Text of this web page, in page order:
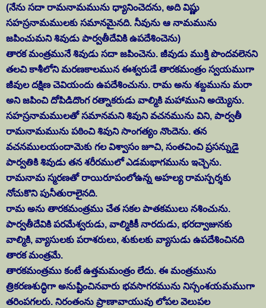
(నేను సదా రామనామమును ధ్యానించెదను, అది విష్ణు
సహస్రనామములకు సమానమైనది. నీవును ఆ నామమును
జపించుమని శివుడు పార్వతీదేవికి ఉపదేశించెను)
తారక మంత్రమునే శివుడు సదా జపించెను. జీవుడు ముక్తి పొందవలెనని
తలచి కాశీలోని మరణకాలమున ఈశ్వరుడే తారకమంత్రం స్వయముగా
జీవుల దక్షిణ చెవియందు ఉపదేశించును. రామ అను శబ్దమును మరా
అని జపించి దోపిడిదొంగ రత్నాకరుడు వాల్మికి మహాముని అయ్యెను.
సహస్రనామములతో సమానమని శివుని వచనమును విని, పార్వతీ
రామనామమును పఠించి శివుని సాంగత్యం నొందెను. తన
వచనములయందామెకు గల విశ్వాసం జూచి, సంతచించి ప్రసన్నుడై
పార్వతికి శివుడు తన శరీరములో ఎడమభాగమును ఇచ్చెను.
రామనామ స్మరణతో రాయిరూపంలోఉన్న అహల్య రామస్పర్శకు
నోచుకొని పునీతురాలైనది.
రామ అను తారకమంత్రము చేత సకల పాతకములు నశించును.
పార్వతీదేవికి పరమేశ్వరుడు, వాల్మికికీ నారదుడు, భరద్వాజునకు
వాల్మికి, వ్యాసులకు పరాశరులు, శుకులకు వ్యాసుడు ఉపదేశించినది
తారక మంత్రమే.
తారకమంత్రము కంటే ఉత్తమమంత్రం లేదు. ఈ మంత్రమును
త్రికరణశుద్ధిగా అనుష్టించినవారు భవసాగరమును నిస్సంశయమముగా
తరింపగలరు. నిరంతంను ప్రాణావాయువు లోపల వెలుపల